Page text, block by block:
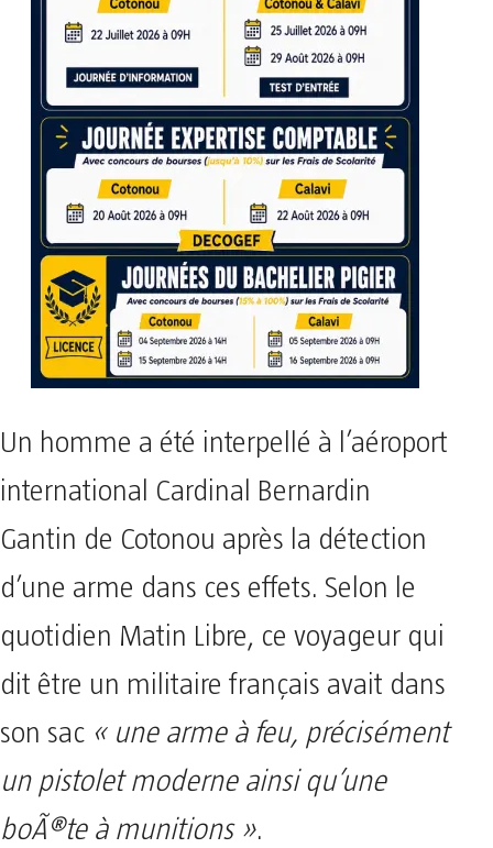
Un homme a été interpellé à l’aéroport
international Cardinal Bernardin
Gantin de Cotonou après la détection
d’une arme dans ces effets. Selon le
quotidien Matin Libre, ce voyageur qui
dit être un militaire français avait dans
son sac « une arme à feu, précisément
un pistolet moderne ainsi qu’une
boÃ®te à munitions ».